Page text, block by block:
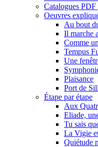
Catalogues PDF
Oeuvres
Au bout
Il marche
Comme
Tempus
Une
Plaisance
Port de
Étape par étape
Aux
Eliade,
Tu sais
La Vigie
Quiétude